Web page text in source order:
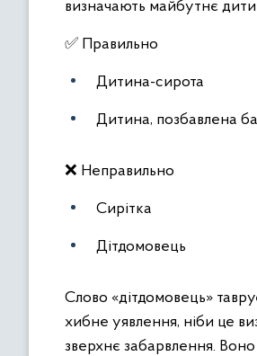
визначають майбутнє
✅ Правильно
Дитина-сирота
Дитина, позбавлена
❌ Неправильно
Сирітка
Дітдомовець
Слово «дітдомовець»
хибне уявлення, ніби це
зверхнє забарвлення.